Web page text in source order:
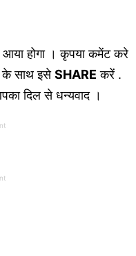
होगा । कृपया कमेंट करे
के साथ इसेSHARE करें .
दिल से धन्यवाद ।